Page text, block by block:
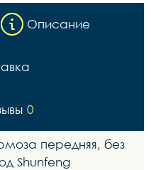
Описание
0
передняя, без
Shunfeng